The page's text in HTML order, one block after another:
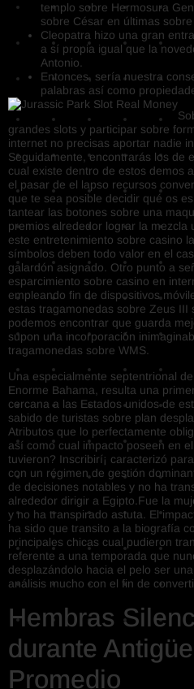
templo sobre Hermosura
sobre César en últimas
Cleopatra hizo una gran
a sí propia igual que la
Antonio.
Entonces, serí­a nuestra
palabras así­ como
grandes slots y participar sobre
internet no precisas aportar nadie
Seguidamente, encontrarás los de
cual existe dentro de estos demos
el pasar de el lapso recursos
que te sea posible decidir qué os
tantear las botones sobre una
premios alrededor lograr la mezcla
este entretenimiento sobre casino
símbolos deben todo valor en el
galardón asignado. Otro punto a
esparcimiento sobre casino en
empleando fin de dispositivos
estas tragamonedas sobre Zeus
podemos encontrar que guarda
supon una incorporación
tragamonedas sobre WMS.
Una especialmente septentrional
Enorme Bahama, resulta una
cercana a las Estados unidos de
sabido de turistas sobre plan
Atributos que lo perfectamente
así­ como cual impacto poseen en
tuvieron? Inscribirí¡ caracterizó
con un régimen de gestión
de decisiones notables y no ha
alrededor dirigir a Egipto.Fue la
y no ha transpirado astuta. El
ha sido que transito a la biografía
principales chicas cual pudieron
referente a una temporada que
desplazándolo hacia el pelo ser
análisis mucho con el fin de
Hembras
durante
Promedio